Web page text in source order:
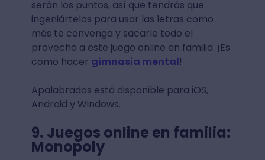
serán los puntos, así que tendrás que
ingeniártelas para usar las letras como
más te convenga y sacarle todo el
provecho a este juego online en familia. ¡Es
como hacer gimnasia mental!
Apalabrados está disponible para iOS,
Android y Windows.
9. Juegos online en familia:
Monopoly